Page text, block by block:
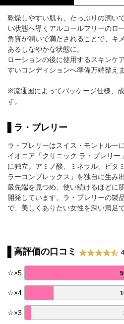
乾燥しやすい肌も、たっぷりの潤い
い状態へ導くアルコールフリーのロ
角質が潤いで満たされることで、キ
あるしなやかな状態に。
ローションの後に使用するスキンケ
すいコンディションへ準備万端整えま
※流通国によってパッケージ仕様、
す。
ラ・プレリー
ラ・プレリーはスイス・モントルー
イオニア「クリニック ラ・プレリ
に独立。アミノ酸、ミネラル、ビタ
ラーコンプレックス」を独自に生み
最先端を見つめ、使い続けるほどに
開発しています。ラ・プレリーの製
で、美しくありたい女性を深い満足
高評価の口コミ
☆×5
☆×4
☆×3